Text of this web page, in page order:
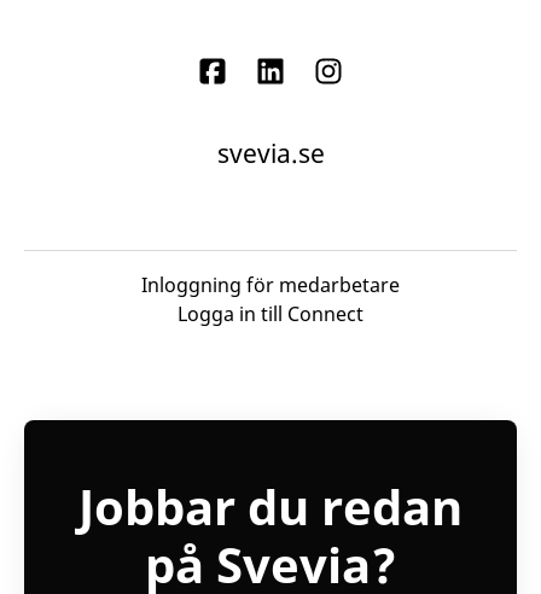
svevia.se
Inloggning för medarbetare
Logga in till Connect
Jobbar du redan
på Svevia?